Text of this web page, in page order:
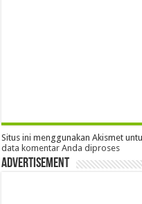
Situs ini menggunakan Akismet
data komentar Anda diproses
Advertisement